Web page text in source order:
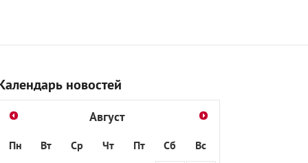
новостей
Август
Пн Вт Ср Чт Пт Сб
Вс